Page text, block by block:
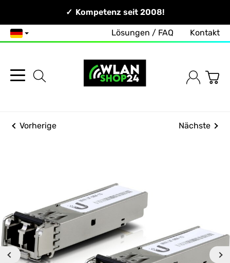
Persönlich & Erreichbar!Kompetenz seit 2008!
Deutsch Lösungen / FAQ Kontakt
Vorherige Nächste